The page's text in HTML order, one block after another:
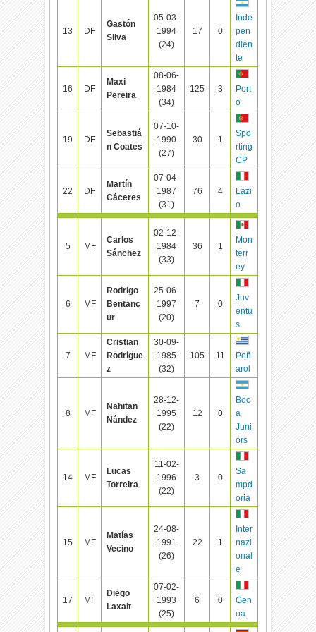
13 DF
Gastón
Silva
05-03-
1994
(24)
17 0
Inde
pen
dien
te
16 DF
Maxi
Pereira
08-06-
1984
(34)
125 3
Port
o
19 DF
Sebastiá
n Coates
07-10-
1990
(27)
30 1
Spo
rting
CP
22 DF
Martín
Cáceres
07-04-
1987
(31)
76 4
Lazi
o
5 MF
Carlos
Sánchez
02-12-
1984
(33)
36 1
Mon
terr
ey
6 MF
Rodrigo
Bentanc
ur
25-06-
1997
(20)
7 0
Juv
entu
s
7 MF
Cristian
Rodrígue
z
30-09-
1985
(32)
105 11
Peñ
arol
8 MF
Nahitan
Nández
28-12-
1995
(22)
12 0
Boc
a
Juni
ors
14 MF
Lucas
Torreira
11-02-
1996
(22)
3 0
Sa
mpd
oria
15 MF
Matías
Vecino
24-08-
1991
(26)
22 1
Inter
nazi
onal
e
17 MF
Diego
Laxalt
07-02-
1993
(25)
6 0
Gen
oa